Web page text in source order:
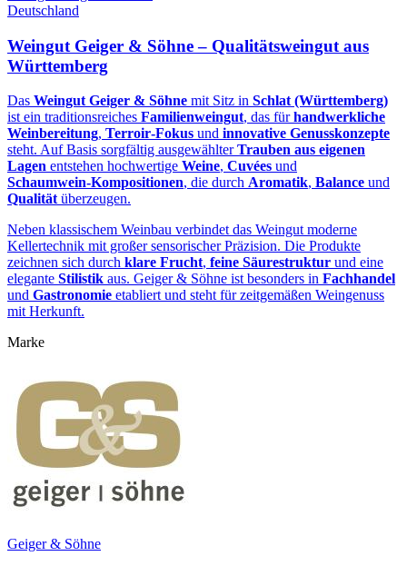
Deutschland
Weingut Geiger & Söhne – Qualitätsweingut aus
Württemberg
Das Weingut Geiger & Söhne mit Sitz in Schlat (Württemberg)
ist ein traditionsreiches Familienweingut, das fürhandwerkliche
Weinbereitung, Terroir‑Fokus und innovative Genusskonzepte
steht. Auf Basis sorgfältig ausgewählterTrauben aus eigenen
Lagen entstehen hochwertige Weine, Cuvées und
Schaumwein‑Kompositionen, die durch Aromatik, Balance und
Qualität überzeugen.
Neben klassischem Weinbau verbindet das Weingut moderne
Kellertechnik mit großer sensorischer Präzision. Die Produkte
zeichnen sich durch klare Frucht, feine Säurestruktur und eine
elegante Stilistik aus. Geiger & Söhne ist besonders in Fachhandel
und Gastronomie etabliert und steht für zeitgemäßen Weingenuss
mit Herkunft.
Marke
Geiger & Söhne